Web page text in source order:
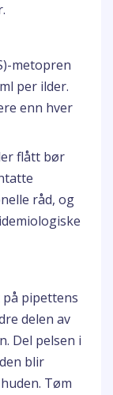
metopren
per ilder.
enn hver
flått bør
råd, og
pipettens
delen av
Del pelsen i
blir
Tøm